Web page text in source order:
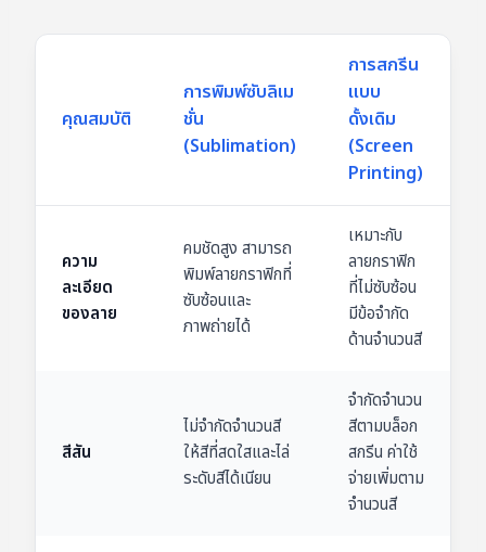
คุณสมบัติ
การพิมพ์ซับลิเม
ชั่น
(Sublimation)
การสกรีน
แบบ
ดั้งเดิม
(Screen
Printing)
ความ
ละเอียด
ของลาย
คมชัดสูง สามารถ
พิมพ์ลายกราฟิกที่
ซับซ้อนและ
ภาพถ่ายได้
เหมาะกับ
ลายกราฟิก
ที่ไม่ซับซ้อน
มีข้อจำกัด
ด้านจำนวนสี
สีสัน
ไม่จำกัดจำนวนสี
ให้สีที่สดใสและไล่
ระดับสีได้เนียน
จำกัดจำนวน
สีตามบล็อก
สกรีน ค่าใช้
จ่ายเพิ่มตาม
จำนวนสี